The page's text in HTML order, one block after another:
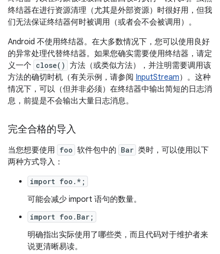
终结器在进行资源清理（尤其是外部资源）时很好用，但我
们无法保证终结器何时被调用（或者会不会被调用）。
Android 不使用终结器。在大多数情况下，您可以使用良好
的异常处理代替终结器。如果您确实需要使用终结器，请定
义一个 close() 方法（或类似方法），并注明需要调用该
方法的确切时机（有关示例，请参阅 InputStream）。这种
情况下，可以（但并非必须）在终结器中输出简短的日志消
息，前提是不会输出大量日志消息。
完全合格的导入
当您想要使用 foo 软件包中的 Bar 类时，可以使用以下
两种方式导入：
import foo.*;
可能会减少 import 语句的数量。
import foo.Bar;
明确指出实际使用了哪些类，而且代码对于维护者来
说更清晰易读。